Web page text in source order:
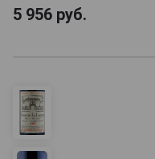
5 956 руб.